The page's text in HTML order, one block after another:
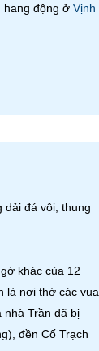
hang động ở Vịnh
dải đá vôi, thung
khác của 12
là nơi thờ các vua
nhà Trần đã bị
đền Cố Trạch